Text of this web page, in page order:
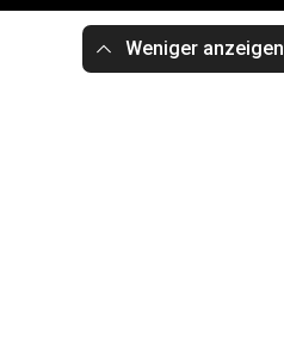
Weniger anzeigen